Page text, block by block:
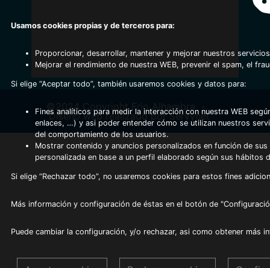
©2024 Copyright Frio Alhambra
Diseño web realizado por Servynet
Usamos cookies propias y de terceros para:
Proporcionar, desarrollar, mantener y mejorar nuestros
Mejorar el rendimiento de nuestra WEB, prevenir el spam, el
Si elige “Aceptar todo”, también usaremos cookies y datos para:
Fines analíticos para medir la interacción con nuestra WEB
enlaces, …) y asi poder entender cómo se utilizan nuestros
del comportamiento de los usuarios.
Mostrar contenido y anuncios personalizados en función de
personalizada en base a un perfil elaborado según sus hábitos
Si elige “Rechazar todo”, no usaremos cookies para estos fines
Más información y configuración de éstas en el botón de
Puede cambiar la configuración, y/o rechazar, asi como obtener más